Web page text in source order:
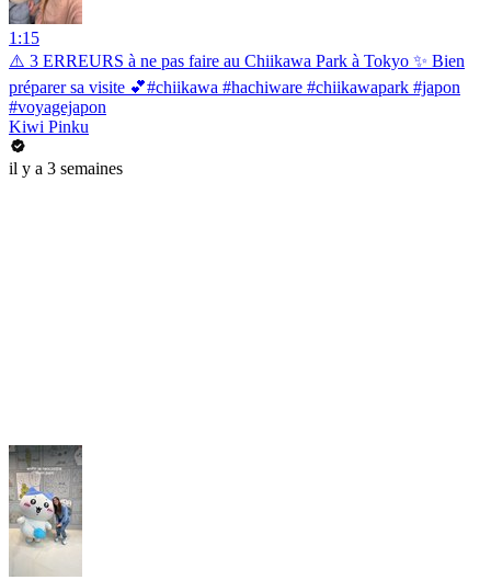
1:15
⚠️ 3 ERREURS à ne pas faire au Chiikawa Park à Tokyo ✨ Bien
préparer sa visite 💕#chiikawa #hachiware #chiikawapark #japon
#voyagejapon
Kiwi Pinku
il y a 3 semaines